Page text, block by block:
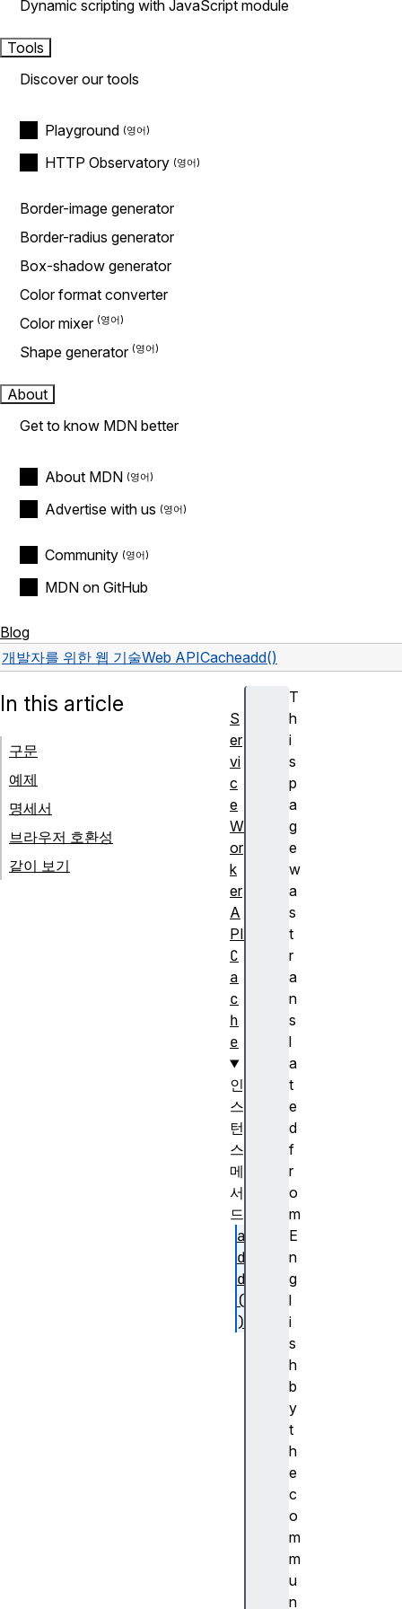
Dynamic scripting with JavaScript module
Tools
Discover our tools
Playground
HTTP Observatory
Border-image generator
Border-radius generator
Box-shadow generator
Color format converter
Color mixer
Shape generator
About
Get to know MDN better
About MDN
Advertise with us
Community
MDN on GitHub
Blog
개발자를 위한 웹 기술Web APICacheadd()
T
h
i
s
p
a
g
e
w
a
s
t
r
a
n
s
l
a
t
e
d
f
r
o
m
E
n
g
l
i
s
h
b
y
t
h
e
c
o
m
m
u
n
In this article
구문
예제
명세서
브라우저 호환성
같이 보기
S
er
vi
c
e
W
or
k
er
A
PI
C
a
c
h
e
인
스
턴
스
메
서
드
a
d
d
(
)